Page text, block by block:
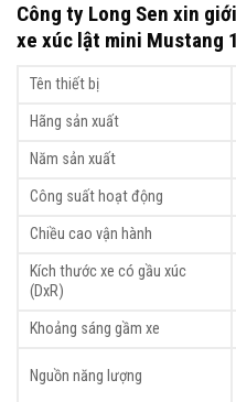
Công ty Long Sen xin
xe xúc lật mini Mustang
Tên thiết bị
Hãng sản xuất
Năm sản xuất
Công suất hoạt động
Chiều cao vận hành
Kích thước xe có gầu xúc
(DxR)
Khoảng sáng gầm xe
Nguồn năng lượng